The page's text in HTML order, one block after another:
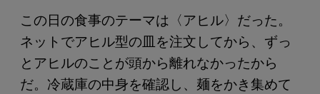
この日の食事のテーマは〈アヒル〉だった。
ネットでアヒル型の皿を注文してから、ずっ
とアヒルのことが頭から離れなかったから
だ。冷蔵庫の中身を確認し、麺をかき集めて